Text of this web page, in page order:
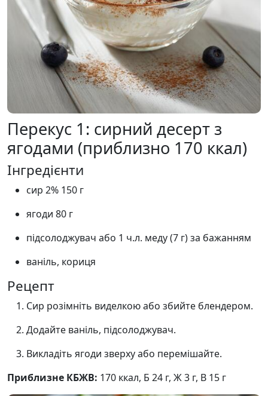
Перекус 1: сирний десерт з
ягодами (приблизно 170 ккал)
Інгредієнти
сир 2% 150 г
ягоди 80 г
підсолоджувач або 1 ч.л. меду (7 г) за бажанням
ваніль, кориця
Рецепт
Сир розімніть виделкою або збийте блендером.
Додайте ваніль, підсолоджувач.
Викладіть ягоди зверху або перемішайте.
Приблизне КБЖВ: 170 ккал, Б 24 г, Ж 3 г, В 15 г